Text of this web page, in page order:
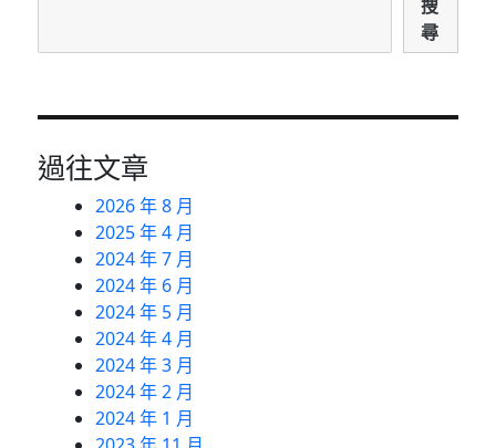
搜
尋
過往文章
2026 年 8 月
2025 年 4 月
2024 年 7 月
2024 年 6 月
2024 年 5 月
2024 年 4 月
2024 年 3 月
2024 年 2 月
2024 年 1 月